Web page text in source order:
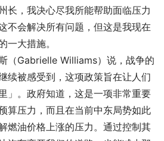
长，我决心尽我所能帮助面临压力
不会解决所有问题，但这是我现在
一大措施。
（Gabrielle Williams）说，战争的
续被感受到，这项政策旨在让人们
」。政府知道，这是一项非常重要
算压力，而且在当前中东局势如此
燃油价格上涨的压力。通过控制其